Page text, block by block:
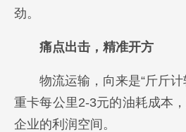
劲。
痛点出击，精准开方
物流运输，向来是“斤斤
重卡每公里2-3元的油耗成本
企业的利润空间。